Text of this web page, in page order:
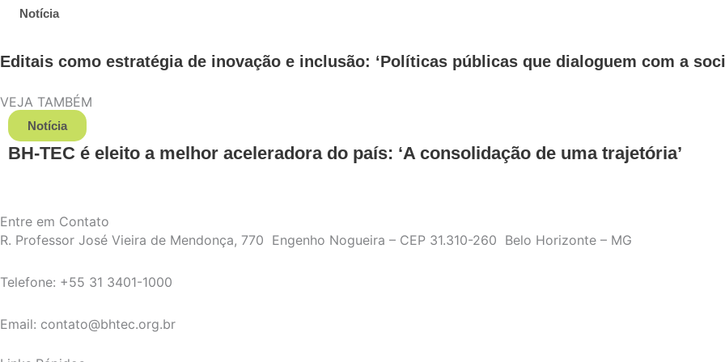
Notícia
Editais como estratégia de inovação e inclusão: ‘Políticas públicas que dialoguem com a
VEJA TAMBÉM
Notícia
BH-TEC é eleito a melhor aceleradora do país: ‘A consolidação de uma trajetória’
Entre em Contato
R. Professor José Vieira de Mendonça, 770 Engenho Nogueira – CEP 31.310-260 Belo Horizonte – MG
Telefone: +55 31 3401-1000
Email: contato@bhtec.org.br